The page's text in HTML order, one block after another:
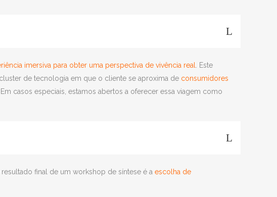
imersiva para obter uma perspectiva de vivência real
. Este
de tecnologia em que o cliente se aproxima de consumidores
. Em casos especiais, estamos abertos a oferecer essa viagem como
resultado final de um workshop de síntese é a escolha de